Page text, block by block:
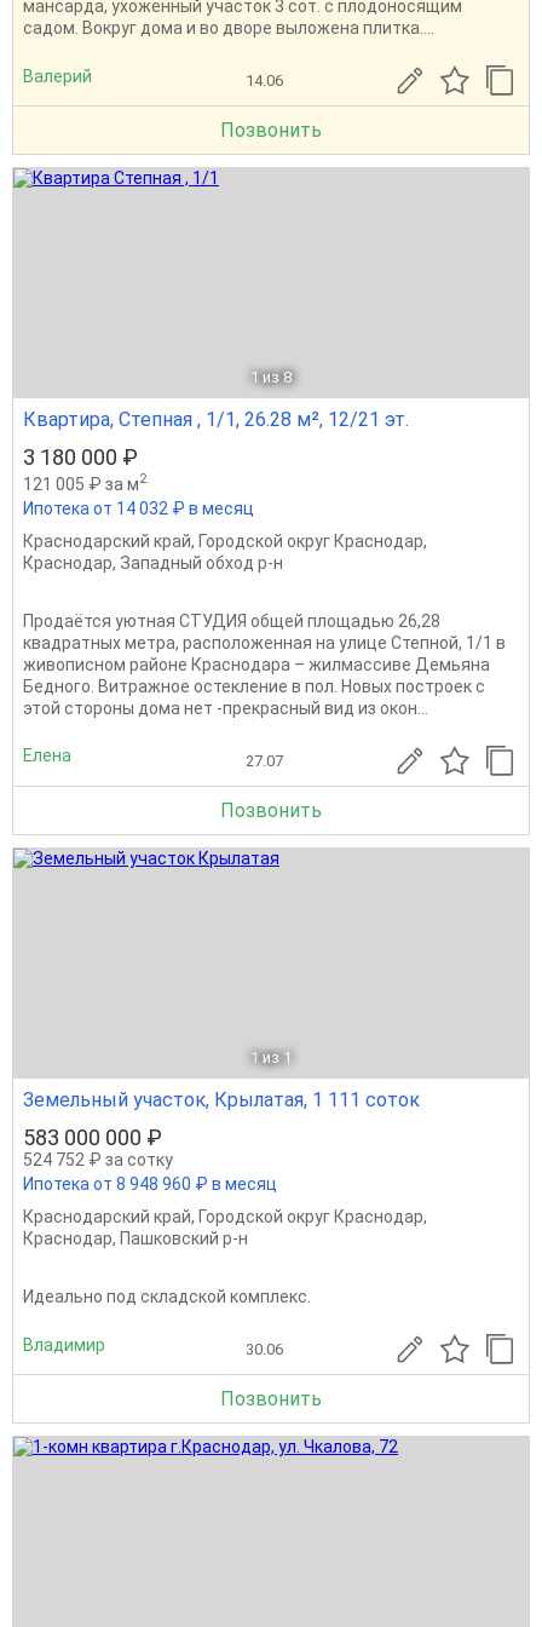
мaнcaрда, ухоженный участок 3 сот. с плодоносящим
садом. Вокруг дома и во дворе выложена плитка....
Валерий 14.06
Позвонить
1 из 8
Квартира, Степная , 1/1, 26.28 м², 12/21 эт.
3 180 000 ₽
121 005 ₽ за м2
Ипотека от 14 032 ₽ в месяц
Краснодарский край, Городской округ Краснодар,
Краснодар, Западный обход р-н
Продаётся уютная СТУДИЯ общей площадью 26,28
квадратных метра, расположенная на улице Степной, 1/1 в
живописном районе Краснодара – жилмассиве Демьяна
Бедного. Витражное остекление в пол. Новых построек с
этой стороны дома нет -прекрасный вид из окон...
Елена 27.07
Позвонить
1 из 1
Земельный участок, Крылатая, 1 111 соток
583 000 000 ₽
524 752 ₽ за сотку
Ипотека от 8 948 960 ₽ в месяц
Краснодарский край, Городской округ Краснодар,
Краснодар, Пашковский р-н
Идеально под складской комплекс.
Владимир 30.06
Позвонить